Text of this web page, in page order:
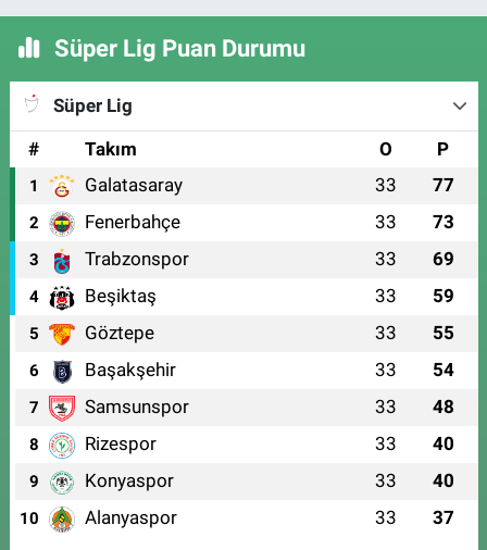
Süper Lig Puan Durumu
Süper Lig
#
Takım O P
1 Galatasaray 33 77
2 Fenerbahçe 33 73
3 Trabzonspor 33 69
4 Beşiktaş 33 59
5 Göztepe 33 55
6 Başakşehir 33 54
7 Samsunspor 33 48
8 Rizespor 33 40
9 Konyaspor 33 40
10 Alanyaspor 33 37